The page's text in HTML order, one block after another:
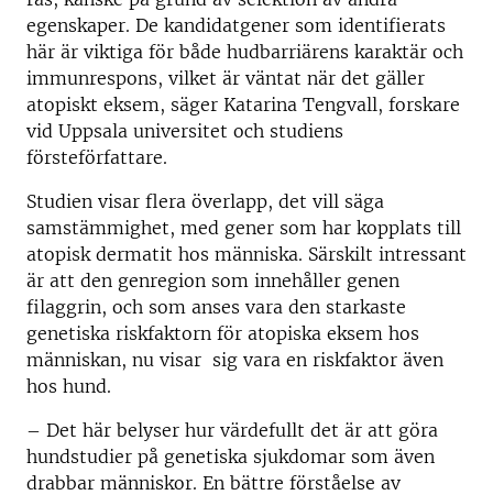
egenskaper. De kandidatgener som identifierats
här är viktiga för både hudbarriärens karaktär och
immunrespons, vilket är väntat när det gäller
atopiskt eksem, säger Katarina Tengvall, forskare
vid Uppsala universitet och studiens
försteförfattare.
Studien visar flera överlapp, det vill säga
samstämmighet, med gener som har kopplats till
atopisk dermatit hos människa. Särskilt intressant
är att den genregion som innehåller genen
filaggrin, och som anses vara den starkaste
genetiska riskfaktorn för atopiska eksem hos
människan, nu visar sig vara en riskfaktor även
hos hund.
– Det här belyser hur värdefullt det är att göra
hundstudier på genetiska sjukdomar som även
drabbar människor. En bättre förståelse av